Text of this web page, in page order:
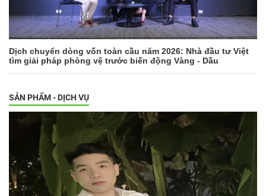
Dịch chuyển dòng vốn toàn cầu năm 2026: Nhà đầu tư Việt
tìm giải pháp phòng vệ trước biến động Vàng - Dầu
SẢN PHẨM - DỊCH VỤ